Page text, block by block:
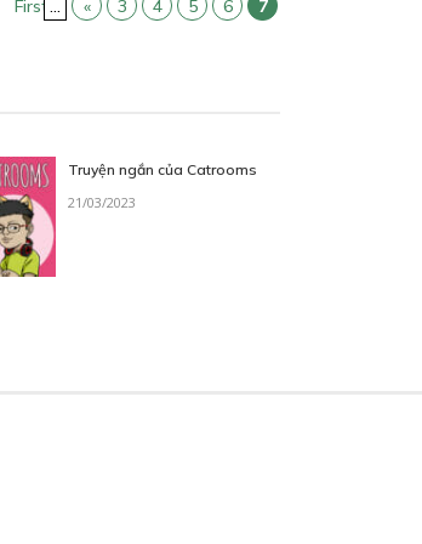
First « 3 4 5 6 7
Truyện ngắn của Catrooms
21/03/2023